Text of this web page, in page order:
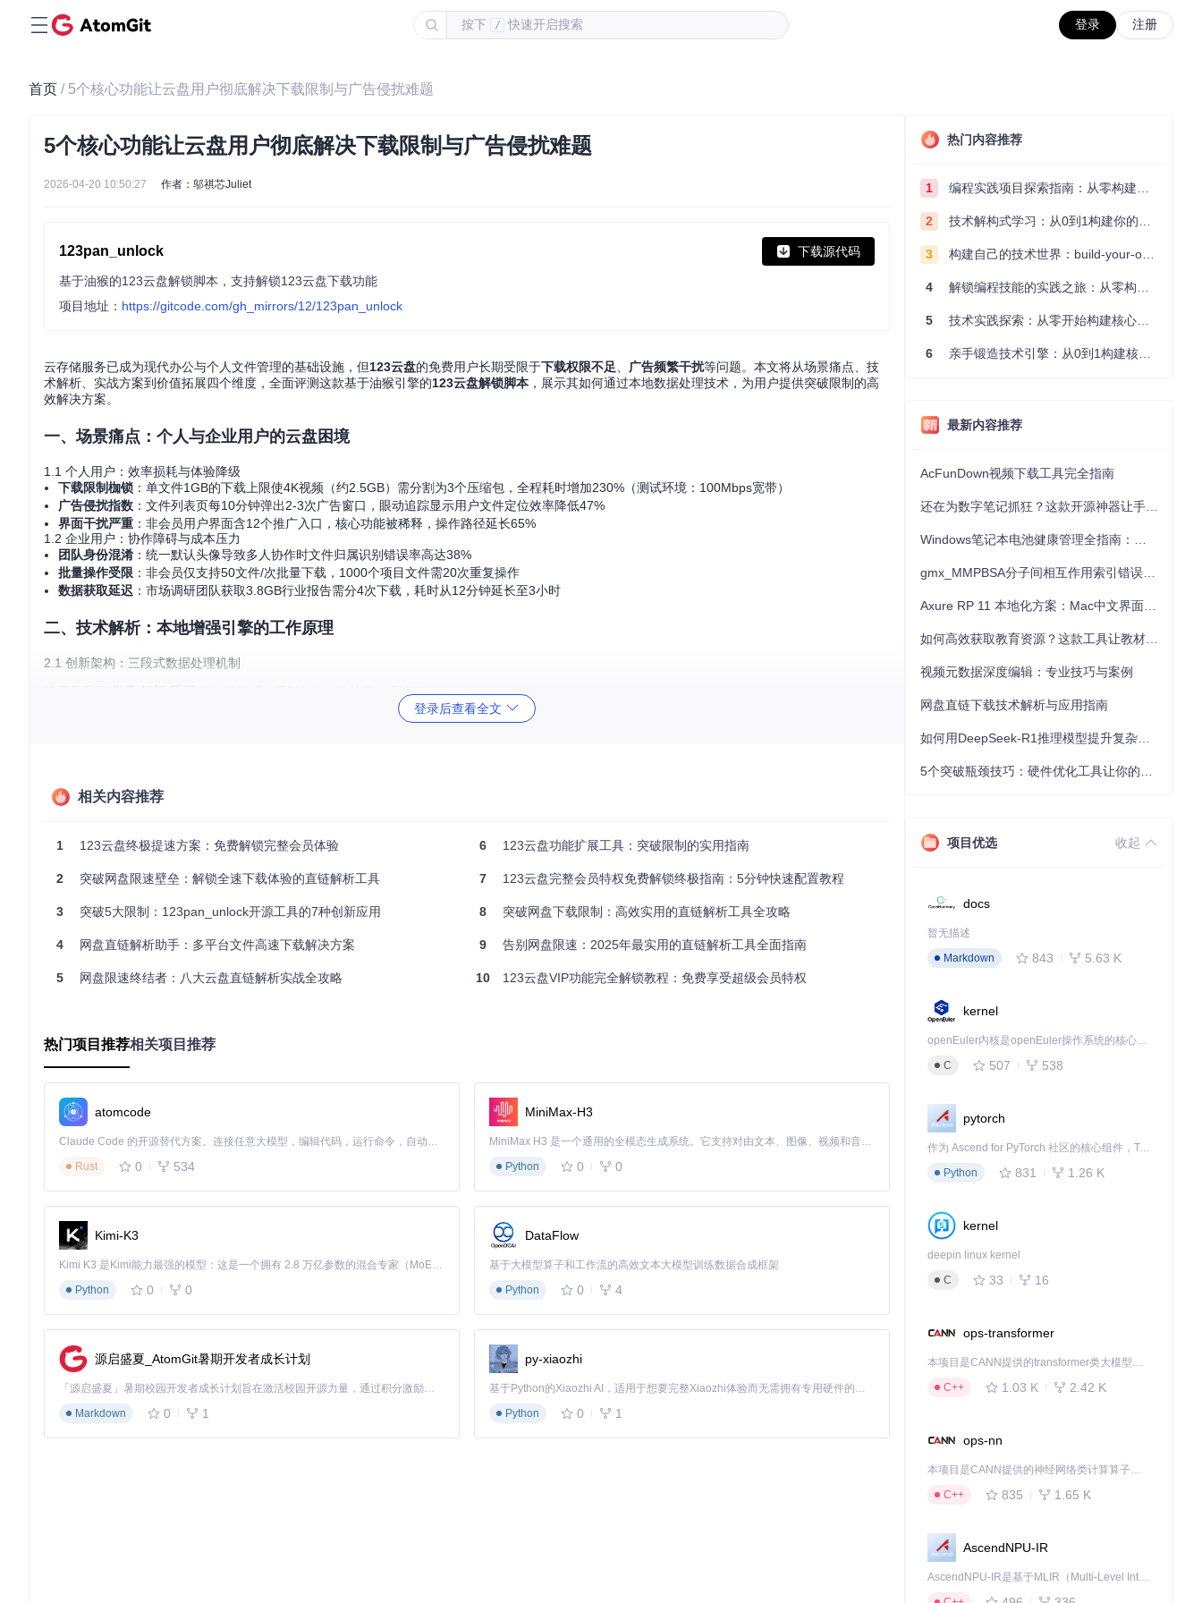
按下 / 快速开启搜索 登录 注册
首页 / 5个核心功能让云盘用户彻底解决下载限制与广告侵扰难题
5个核心功能让云盘用户彻底解决下载限制与广告侵扰难题
2026-04-20 10:50:27 作者：邬祺芯Juliet
123pan_unlock 下载源代码
基于油猴的123云盘解锁脚本，支持解锁123云盘下载功能
项目地址： https://gitcode.com/gh_mirrors/12/123pan_unlock
云存储服务已成为现代办公与个人文件管理的基础设施，但123云盘的免费用户长期受限于下载权限不足 广告频繁干扰等问题。本文将从场景痛点、技
术解析、实战方案到价值拓展四个维度，全面评测这款基于油猴引擎的123云盘解锁脚本 ，展示其如何通过本地数据处理技术，为用户提供突破限制的高
效解决方案。
一、场景痛点：个人与企业用户的云盘困境
1.1 个人用户：效率损耗与体验降级
下载限制枷锁 ：单文件1GB的下载上限使4K视频（约2.5GB）需分割为3个压缩包，全程耗时增加230%（测试环境：100Mbps宽带）
广告侵扰指数 ：文件列表页每10分钟弹出2-3次广告窗口，眼动追踪显示用户文件定位效率降低47%
界面干扰严重 ：非会员用户界面含12个推广入口，核心功能被稀释，操作路径延长65%
1.2 企业用户：协作障碍与成本压力
团队身份混淆 ：统一默认头像导致多人协作时文件归属识别错误率高达38%
批量操作受限 ：非会员仅支持50文件/次批量下载，1000个项目文件需20次重复操作
数据获取延迟 ：市场调研团队获取3.8GB行业报告需分4次下载，耗时从12分钟延长至3小时
二、技术解析：本地增强引擎的工作原理
2.1 创新架构：三段式数据处理机制
"的本地数据处理架构，类比快递处理流程：
拦截阶段
重写阶段：动态调整权限标识位（好比优化商品包装规格）
维度
传统代理方案
本地增强方案（本工具）
数据安全性
需通过第三方服务器
100%本地处理
功能稳定性
依赖服务可用性 完全离线可用
✅下载权限解锁：修改downloadLimit参数，将1GB限制字段重写为"unlimited"
三、实战方案：从部署到配置的全流程
3.1 环境部署三步法
：Tampermonkey扩展（版本≥4.14）、Chrome/Firefox浏览器
获取源码
git
脚本安装
域名配置
在脚本设置中添加匹配域名"*.123pan.com"，确保仅在云盘网站激活
3.2 配置界面详解
登录后查看全文
相关内容推荐
1 123云盘终极提速方案：免费解锁完整会员体验
2 突破网盘限速壁垒：解锁全速下载体验的直链解析工具
3 突破5大限制：123pan_unlock开源工具的7种创新应用
4 网盘直链解析助手：多平台文件高速下载解决方案
5 网盘限速终结者：八大云盘直链解析实战全攻略
6 123云盘功能扩展工具：突破限制的实用指南
7 123云盘完整会员特权免费解锁终极指南：5分钟快速配置教程
8 突破网盘下载限制：高效实用的直链解析工具全攻略
9 告别网盘限速：2025年最实用的直链解析工具全面指南
10 123云盘VIP功能完全解锁教程：免费享受超级会员特权
热门项目推荐相关项目推荐
atomcode
Claude Code 的开源替代方案。连接任意大模型，编辑代码，运行命令，自动验证 — 全自动执行。用 Rust 构建，极致性能。 ｜ An open-source alternative to Claude Code. Connect any LLM, edit code, run commands, and verify changes — autonomously. Built in Rust for speed. Get Started
Rust
0 534
MiniMax-H3
MiniMax H3 是一个通用的全模态生成系统。它支持对由文本、图像、视频和音频组成的多模态上下文进行统一理解，并能生成分辨率高达 2K、时长可达 15 秒的带原生立体声音频的视频。得益于面向任务泛化的系统设计，H3 在预训练阶段就已具备广泛的多模态上下文理解与生成能力，能够出色地执行复杂的多模态指令。
Python
0 0
Kimi-K3
Kimi K3 是Kimi能力最强的模型：这是一个拥有 2.8 万亿参数的混合专家（MoE）模型，具备原生视觉理解能力，并支持 100 万 token 的上下文窗口。
Python
0 0
DataFlow
基于大模型算子和工作流的高效文本大模型训练数据合成框架
Python
0 4
源启盛夏_AtomGit暑期开发者成长计划
「源启盛夏」暑期校园开发者成长计划旨在激活校园开源力量，通过积分激励、认证扶持、资源倾斜等形式，引导高校组织和开发者完成「入驻 — 建项目 — 做贡献 — 获认证 — 得资源」的完整闭环。无论你是想带领社团入驻平台的组织者，还是希望用代码贡献证明自己的开发者，都能在这里找到属于你的成长路径。
Markdown
0 1
py-xiaozhi
基于Python的Xiaozhi AI，适用于想要完整Xiaozhi体验而无需拥有专用硬件的用户。
Python
0 1
热门内容推荐
1 编程实践项目探索指南：从零构建技术能力体系
2 技术解构式学习：从0到1构建你的编程知识体系
3 构建自己的技术世界：build-your-own-x项目的实践探索指南
4 解锁编程技能的实践之旅：从零构建你的技术世界
5 技术实践探索：从零开始构建核心系统的实践指南
6 亲手锻造技术引擎：从0到1构建核心系统的实践指南
最新内容推荐
AcFunDown视频下载工具完全指南
视频元数据深度编辑：专业技巧与案例
网盘直链下载技术解析与应用指南
项目优选 收起
docs
暂无描述
Markdown
843 5.63 K
kernel
openEuler内核是openEuler操作系统的核心，既是系统性能与稳定性的基石，也是连接处理器、设备与服务的桥梁。
C
507 538
pytorch
作为 Ascend for PyTorch 社区的核心组件，TorchNPU 是昇腾专为 PyTorch 打造的深度学习适配插件，使 PyTorch 框架能够直接调用昇腾 NPU，为开发者提供昇腾 AI 处理器的超强算力。
Python
831 1.26 K
kernel
deepin linux kernel
C
33 16
ops-transformer
本项目是CANN提供的transformer类大模型算子库，实现网络在NPU上加速计算。
C++
1.03 K 2.42 K
ops-nn
本项目是CANN提供的神经网络类计算算子库，实现网络在NPU上加速计算。
C++
835 1.65 K
AscendNPU-IR
AscendNPU-IR是基于MLIR（Multi-Level Intermediate Representation）构建的，面向昇腾亲和算子编译时使用的中间表示，提供昇腾完备表达能力，通过编译优化提升昇腾AI处理器计算效率，支持通过生态框架使能昇腾AI处理器与深度调优